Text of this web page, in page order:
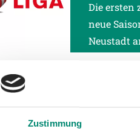
Zustimmung
Die ersten
neue
Neustadt
Zum